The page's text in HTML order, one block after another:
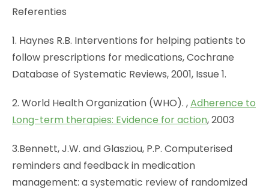
Referenties
1. Haynes R.B. Interventions for helping patients to
follow prescriptions for medications, Cochrane
Database of Systematic Reviews, 2001, Issue 1.
2. World Health Organization (WHO). ,Adherence to
Long-term therapies: Evidence for action, 2003
3.Bennett, J.W. and Glasziou, P.P. Computerised
reminders and feedback in medication
management: a systematic review of randomized